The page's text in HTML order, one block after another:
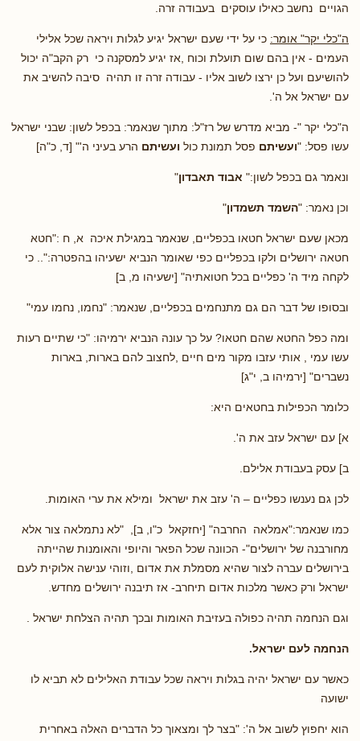
הגויים נחשב כאילו עוסקים בעבודה זרה.
ה"כלי יקר" אומר: כי על ידי שעם ישראל יגיע לגלות ויראה שכל אלילי
העמים - אין בהם שום תועלת וכוח ,אז יגיע למסקנה כי רק הקב"ה יכול
להושיעם ועל כן ירצו לשוב אליו - עבודה זרה זו תהיה סיבה להשיב את
עם ישראל אל ה'.
ה"כלי יקר "- מביא מדרש של רז"ל: מתוך שנאמר: בכפל לשון: שבני ישראל
עשו פסל: "ועשיתם פסל תמונת כול ועשיתם הרע בעיני ה'" [ד, כ"ה]
ונאמר גם בכפל לשון:" אבוד תאבדון"
וכן נאמר: "השמד תשמדון"
מכאן שעם ישראל חטאו בכפליים, שנאמר במגילת איכה א, ח :"חטא
חטאה ירושלים ולקו בכפליים כפי שאומר הנביא ישעיהו בהפטרה:".. כי
לקחה מיד ה' כפליים בכל חטואתיה" [ישעיהו מ, ב]
ובסופו של דבר הם גם מתנחמים בכפליים, שנאמר: "נחמו, נחמו עמי"
ומה כפל החטא שהם חטאו? על כך עונה הנביא ירמיהו: "כי שתיים רעות
עשו עמי , אותי עזבו מקור מים חיים ,לחצוב להם בארות, בארות
נשברים" [ירמיהו ב, י"ג]
כלומר הכפילות בחטאים היא:
א] עם ישראל עזב את ה'.
ב] עסק בעבודת אלילם.
לכן גם נענשו כפליים – ה' עזב את ישראל ומילא את ערי האומות.
כמו שנאמר:"אמלאה החרבה" [יחזקאל כ"ו, ב], "לא נתמלאה צור אלא
מחורבנה של ירושלים"- הכוונה שכל הפאר והיופי והאומנות שהייתה
בירושלים עברה לצור שהיא מסמלת את אדום ,וזוהי ענישה אלוקית לעם
ישראל ורק כאשר מלכות אדום תיחרב- אז תיבנה ירושלים מחדש.
וגם הנחמה תהיה כפולה בעזיבת האומות ובכך תהיה הצלחת ישראל .
הנחמה לעם ישראל.
כאשר עם ישראל יהיה בגלות ויראה שכל עבודת האלילים לא תביא לו
ישועה
הוא יחפוץ לשוב אל ה': "בצר לך ומצאוך כל הדברים האלה באחרית